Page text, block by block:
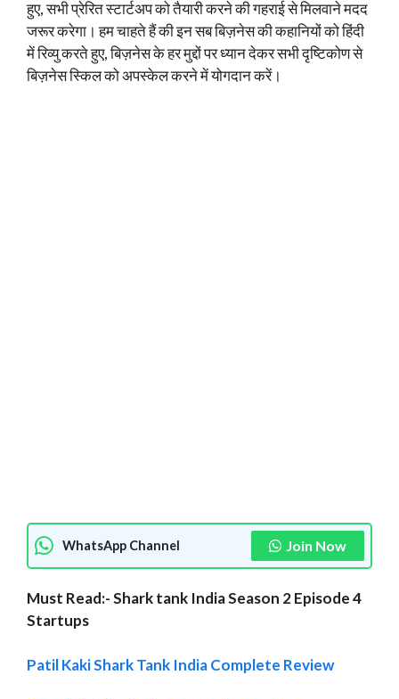
हुए, सभी प्रेरित स्टार्टअप को तैयारी करने की गहराई से मिलवाने मदद
जरूर करेगा। हम चाहते हैं की इन सब बिज़नेस की कहानियों को हिंदी
में रिव्यु करते हुए, बिज़नेस के हर मुद्दों पर ध्यान देकर सभी दृष्टिकोण से
बिज़नेस स्किल को अपस्केल करने में योगदान करें।
WhatsApp Channel Join Now
Must Read:- Shark tank India Season 2 Episode 4
Startups
Patil Kaki Shark Tank India Complete Review